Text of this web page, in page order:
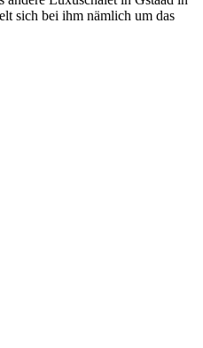
sich bei ihm nämlich um das